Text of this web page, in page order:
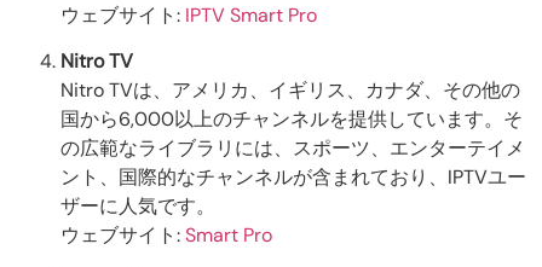
ウェブサイト: IPTV Smart Pro
Nitro TV
Nitro TVは、アメリカ、イギリス、カナダ、その他の
国から6,000以上のチャンネルを提供しています。そ
の広範なライブラリには、スポーツ、エンターテイメ
ント、国際的なチャンネルが含まれており、IPTVユー
ザーに人気です。
ウェブサイト:Smart Pro